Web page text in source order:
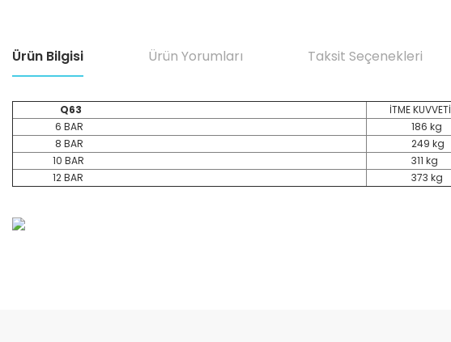
Ürün Bilgisi Ürün Yorumları Taksit Seçenekleri
Q63 İTME KUVVETİ
6 BAR
186 kg
8 BAR
249 kg
10 BAR
311 kg
12 BAR
373 kg